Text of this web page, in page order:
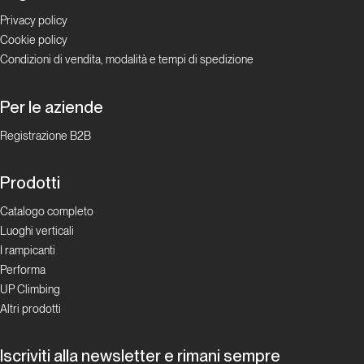
Privacy policy
Cookie policy
Condizioni di vendita, modalità e tempi di spedizione
Per le aziende
Registrazione B2B
Prodotti
Catalogo completo
Luoghi verticali
I rampicanti
Performa
UP Climbing
Altri prodotti
Iscriviti alla newsletter e rimani sempre